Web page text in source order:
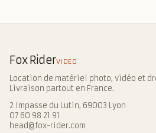
Fox RiderVIDEO
Location de matériel photo, vidéo et
Livraison partout en France.
2 Impasse du Lutin, 69003 Lyon
07 60 98 21 91
head@fox-rider.com